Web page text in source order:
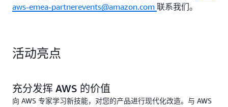
aws-emea-partnerevents@amazon.com 联系我们。
活动亮点
充分发挥 AWS 的价值
向 AWS 专家学习新技能，对您的产品进行现代化改造。与 AWS